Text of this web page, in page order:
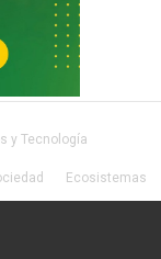
y Tecnología
Ecosistemas